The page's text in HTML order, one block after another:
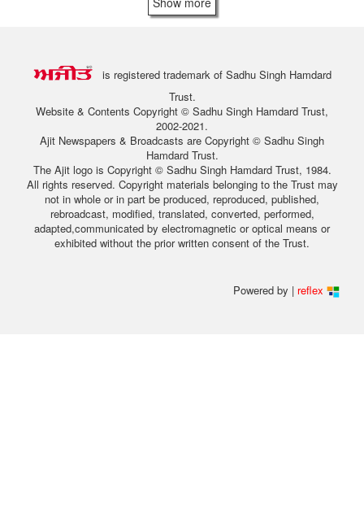
is registered trademark of Sadhu Singh Hamdard
Trust.
Website & Contents Copyright © Sadhu Singh Hamdard Trust,
2002-2021.
Ajit Newspapers & Broadcasts are Copyright © Sadhu Singh
Hamdard Trust.
The Ajit logo is Copyright © Sadhu Singh Hamdard Trust, 1984.
All rights reserved. Copyright materials belonging to the Trust may
not in whole or in part be produced, reproduced, published,
rebroadcast, modified, translated, converted, performed,
adapted,communicated by electromagnetic or optical means or
exhibited without the prior written consent of the Trust.
Powered by | reflex